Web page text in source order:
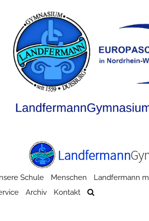
Schule Menschen
Landfermann
Archiv Kontakt